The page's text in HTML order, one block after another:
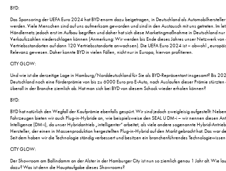
BYD:
Das Sponsoring der UEFA Euro 2024 hat BYD enorm dazu beigetragen, in Deutschland als
werden. Viele Menschen sind auf uns aufmerksam geworden und sind in den Austausch mit uns getreten. Im
Händlernetz jedoch erst im Aufbau begriffen und daher hat sich diese Marketingmaßnahme in Deutschland
Verkaufszahlen niederschlagen können (Anmerkung: Wir werden bis Ende dieses Jahres unser Netzwerk
Vertriebsstandorten auf dann 120 Vertriebsstandorte anwachsen). Die UEFA Euro 2024 ist – obwohl
Relevanz gewesen. Daher konnte BYD in vielen Fällen, nicht nur in Europa, hiervon profitieren.
CITY GLOW:
Und wie ist die derzeitige Lage in Hamburg/Norddeutschland für Sie als BYD-Repräsentant insgesamt? Bis
Deutschland noch eine Förderprämie von bis zu 6000 Euro pro E-Auto, nach Auslaufen dieser Prämie
überall in der Branche ziemlich ab. Hat man sich bei BYD von diesem Schock wieder erholen können?
BYD:
BYD hat natürlich den Wegfall der Kaufprämie ebenfalls gespürt. Wir sind jedoch zweigleisig aufgestellt:
Fahrzeugen bieten wir auch Plug-in-Hybride an, wie beispielsweise den SEAL U DM-i – wir nennen diesen
Intelligence (DM-i), da unser Hybridantrieb „intelligenter“ arbeitet, als viele andere sogenannte Hybrid-
Hersteller, der einen in Massenproduktion hergestellten Plug-in-Hybrid auf den Markt gebracht hat. Das war
Seit dem haben wir die Technologie ständig verbessert und besitzen ein branchenführendes
CITY GLOW:
Der Showroom am Ballindamm an der Alster in der Hamburger City ist nun so ziemlich genau 1 Jahr alt. Wie
dazu? Was ist denn die Hauptaufgabe dieses Showrooms?